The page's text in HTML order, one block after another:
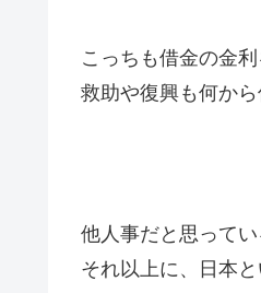
こっちも借金の金
救助や復興も何か
他人事だと思って
それ以上に、日本